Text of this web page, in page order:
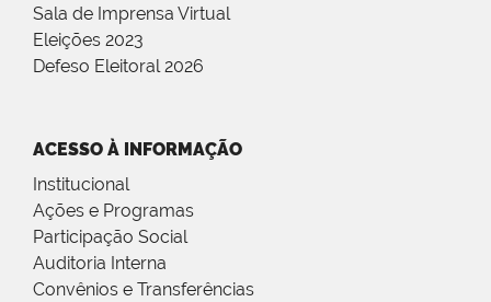
Sala de Imprensa Virtual
Eleições 2023
Defeso Eleitoral 2026
ACESSO À INFORMAÇÃO
Institucional
Ações e Programas
Participação Social
Auditoria Interna
Convênios e Transferências